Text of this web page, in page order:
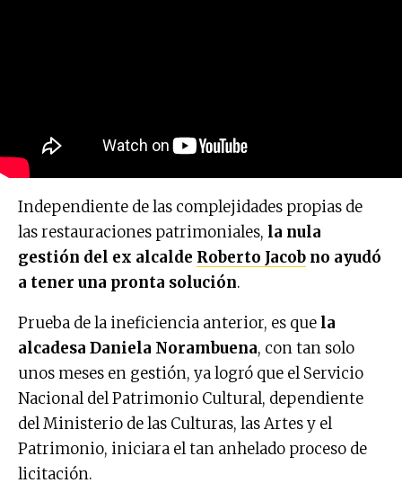
Independiente de las complejidades propias de
las restauraciones patrimoniales, la nula
gestión del ex alcalde Roberto Jacob no ayudó
a tener una pronta solución.
Prueba de la ineficiencia anterior, es que la
alcadesa Daniela Norambuena, con tan solo
unos meses en gestión, ya logró que el Servicio
Nacional del Patrimonio Cultural, dependiente
del Ministerio de las Culturas, las Artes y el
Patrimonio, iniciara el tan anhelado proceso de
licitación.